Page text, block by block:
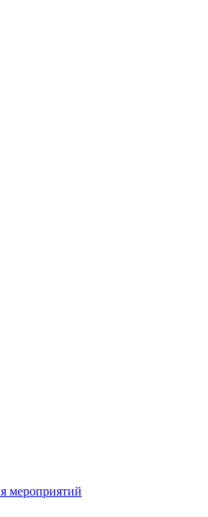
мероприятий